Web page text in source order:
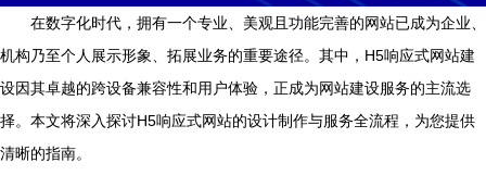
在数字化时代，拥有一个专业、美观且功能完善的网站已成为企业、
机构乃至个人展示形象、拓展业务的重要途径。其中，H5响应式网站建
设因其卓越的跨设备兼容性和用户体验，正成为网站建设服务的主流选
择。本文将深入探讨H5响应式网站的设计制作与服务全流程，为您提供
清晰的指南。